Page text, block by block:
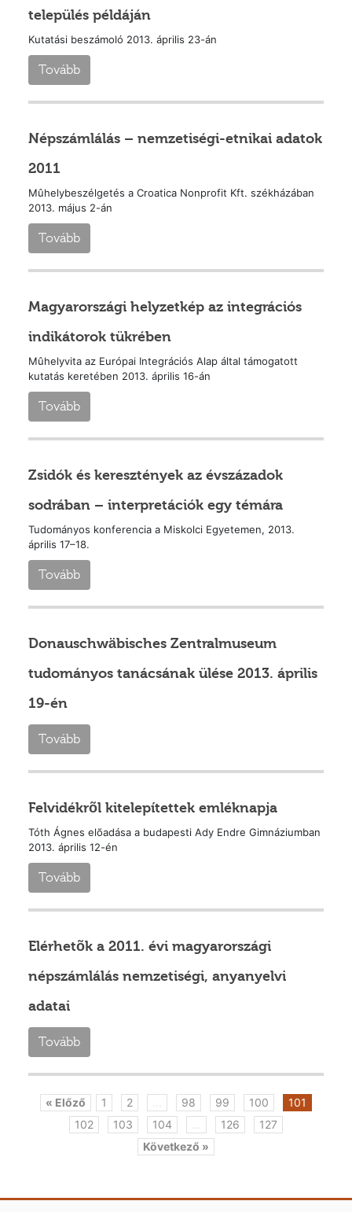
település példáján
Kutatási beszámoló 2013. április 23-án
Tovább
Népszámlálás – nemzetiségi-etnikai adatok
2011
Mûhelybeszélgetés a Croatica Nonprofit Kft. székházában
2013. május 2-án
Tovább
Magyarországi helyzetkép az integrációs
indikátorok tükrében
Mûhelyvita az Európai Integrációs Alap által támogatott
kutatás keretében 2013. április 16-án
Tovább
Zsidók és keresztények az évszázadok
sodrában – interpretációk egy témára
Tudományos konferencia a Miskolci Egyetemen, 2013.
április 17–18.
Tovább
Donauschwäbisches Zentralmuseum
tudományos tanácsának ülése 2013. április
19-én
Tovább
Felvidékrõl kitelepítettek emléknapja
Tóth Ágnes elõadása a budapesti Ady Endre Gimnáziumban
2013. április 12-én
Tovább
Elérhetõk a 2011. évi magyarországi
népszámlálás nemzetiségi, anyanyelvi
adatai
Tovább
« Előző 1 2 98 99 100
101
102
103 104 126
127
Következő »